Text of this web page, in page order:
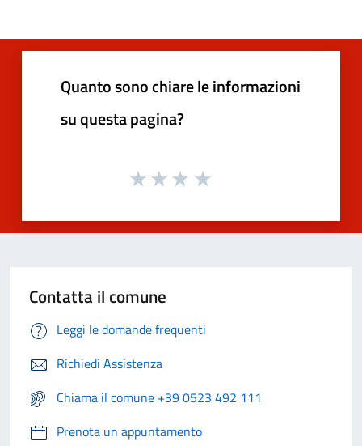
Quanto sono chiare le informazioni
su questa pagina?
Contatta il comune
Leggi le domande frequenti
Richiedi Assistenza
Chiama il comune +39 0523 492 111
Prenota un appuntamento